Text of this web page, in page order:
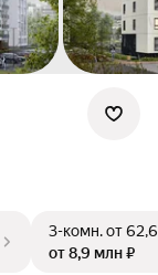
3-комн.от
от 8,9 млн ₽